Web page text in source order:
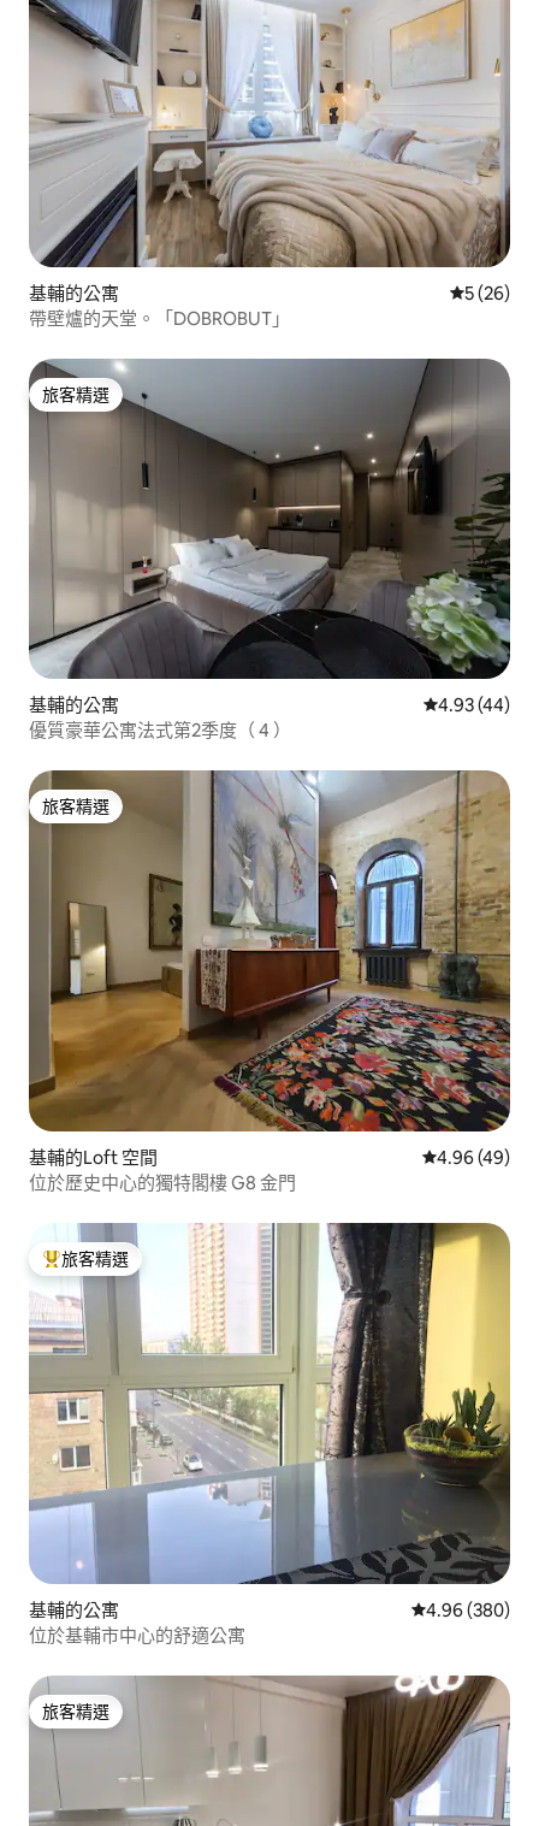
基輔的公寓 從 26 則評
5 (26)
帶壁爐的天堂。「DOBROBUT」
旅客精選
旅客精選
基輔的公寓 從 44 則評價
4.93 (44)
優質豪華公寓法式第2季度（ 4 ）
旅客精選
旅客精選
基輔的Loft 空間 從 49 則評價
4.96 (49)
位於歷史中心的獨特閣樓 G8 金門
旅客精選榜首
旅客精選
基輔的公寓 從 380 則評價
4.96 (380)
位於基輔市中心的舒適公寓
旅客精選
旅客精選